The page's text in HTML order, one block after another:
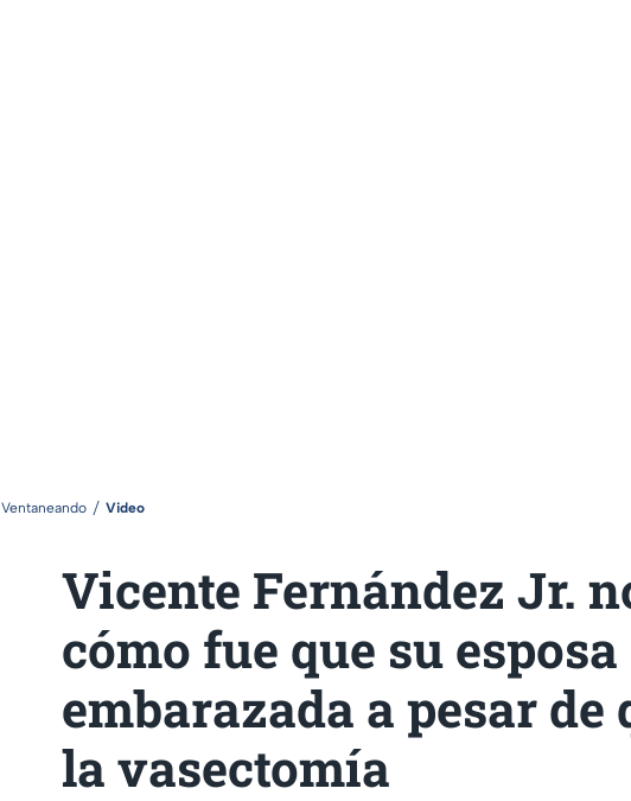
Ventaneando Video
Vicente Fernández Jr.
cómo fue que su
embarazada a pesar de
la vasectomía